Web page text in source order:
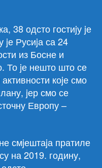
38 одсто гостиjу jе
jе Русиjа са 24
из Босне и
То jе нешто што се
коjе смо
jер смо се
Европу –
смjештаjа пратиле
на 2019. годину,